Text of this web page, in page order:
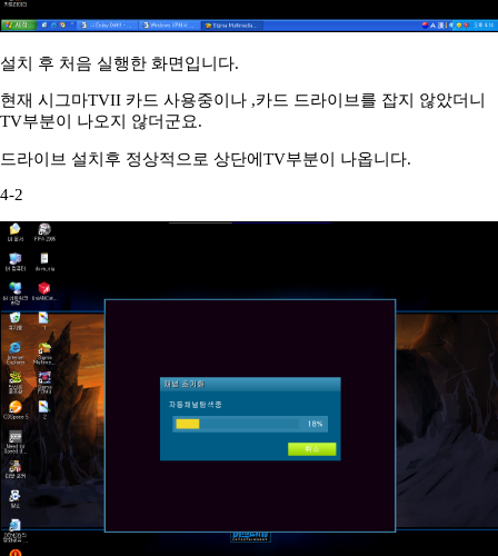
설치 후 처음 실행한 화면입니다.
현재 시그마TVII 카드 사용중이나 ,카드 드라이브를 잡지 않았더니
TV부분이 나오지 않더군요.
드라이브 설치후 정상적으로 상단에TV부분이 나옵니다.
4-2